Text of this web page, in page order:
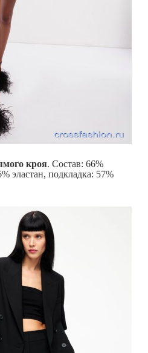
кроя. Состав: 66%
эластан, подкладка: 57%